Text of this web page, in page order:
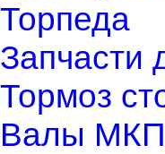
Торпеда
Запчасти
Тормоз
Валы